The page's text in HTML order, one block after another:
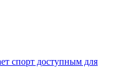
спорт доступным для